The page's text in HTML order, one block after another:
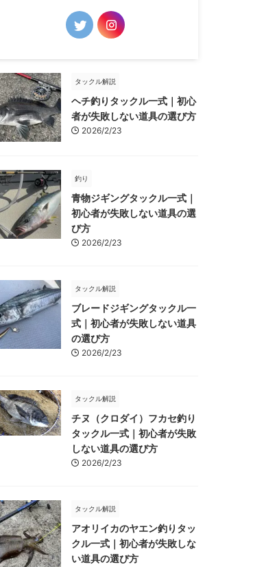
タックル解説
ヘチ釣りタックル一式｜初心
者が失敗しない道具の選び方
2026/2/23
釣り
青物ジギングタックル一式｜
初心者が失敗しない道具の選
び方
2026/2/23
タックル解説
ブレードジギングタックル一
式｜初心者が失敗しない道具
の選び方
2026/2/23
タックル解説
チヌ（クロダイ）フカセ釣り
タックル一式｜初心者が失敗
しない道具の選び方
2026/2/23
タックル解説
アオリイカのヤエン釣りタッ
クル一式｜初心者が失敗しな
い道具の選び方